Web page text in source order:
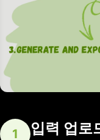
1 입력 업로